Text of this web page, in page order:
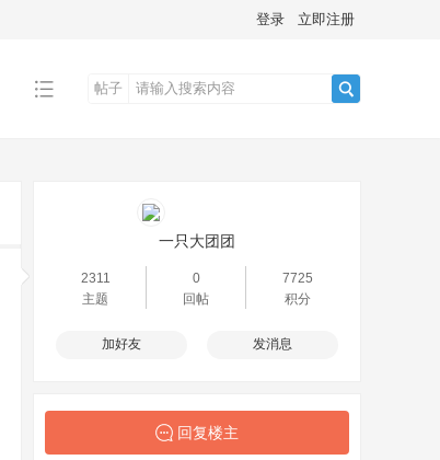
登录 立即注册
帖子
一只大团团
2311
主题
0
回帖
7725
积分
加好友 发消息
回复楼主